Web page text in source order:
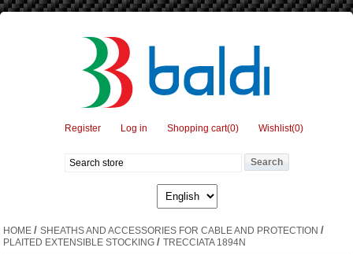
Register Log in Shopping cart(0) Wishlist(0)
HOME / SHEATHS AND ACCESSORIES FOR CABLE AND PROTECTION /
PLAITED EXTENSIBLE STOCKING / TRECCIATA 1894N